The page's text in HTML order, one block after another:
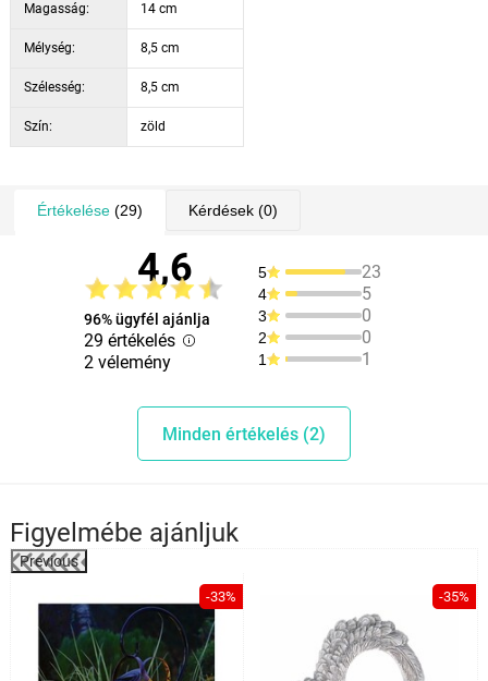
Magasság: 14 cm
Mélység: 8,5 cm
Szélesség: 8,5 cm
Szín: zöld
Értékelése(29) Kérdések(0)
4,6
96% ügyfél ajánlja
29 értékelés
2 vélemény
5 23
4 5
3 0
2 0
1 1
Minden értékelés (2)
Figyelmébe ajánljuk
Previous
-33% -35%